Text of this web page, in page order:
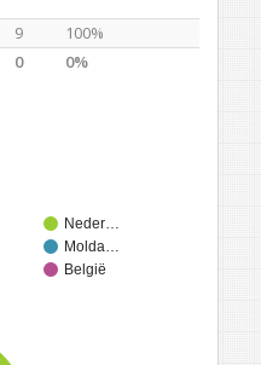
9
100%
0 0%
Neder…
Molda…
België